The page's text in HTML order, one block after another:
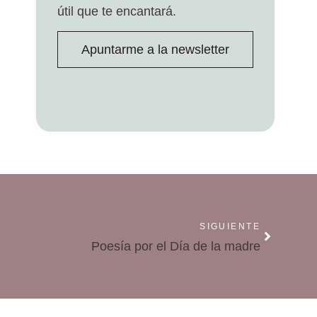
útil que te encantará.
Apuntarme a la newsletter
SIGUIENTE
Poesía por el Día de la madre